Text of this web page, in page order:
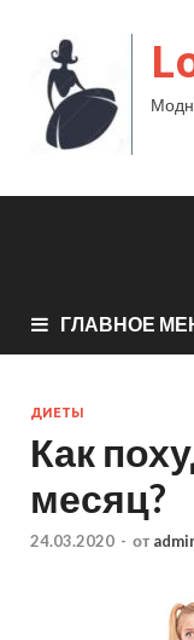
ГЛАВНОЕ
ДИЕТЫ
Как
месяц?
24.03.2020 - от